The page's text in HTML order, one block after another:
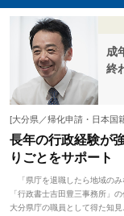
成
終
[大分県／帰化申請・日本国
長年の行政経験が
りごとをサポート
「県庁を退職したら地域のみ
「行政書士吉田豊三事務所」
大分県庁の職員として得た知見